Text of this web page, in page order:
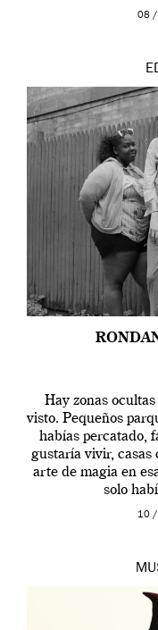
08
Hay zonas
visto. Pequeños
habías percatado,
gustaría vivir, casas
arte de magia en
solo
10